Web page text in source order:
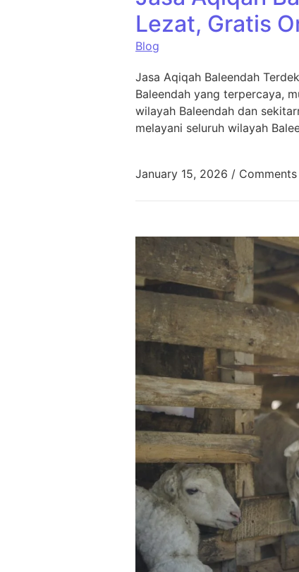
Lezat, Gratis
Blog
Jasa Aqiqah Baleendah
Baleendah yang terpercaya,
wilayah Baleendah dan
melayani seluruh wilayah
January 15, 2026 /